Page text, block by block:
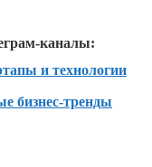
каналы:
и технологии
бизнес-тренды